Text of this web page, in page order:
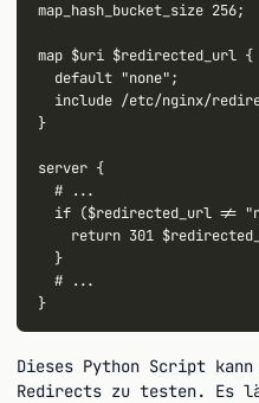
map_hash_bucket_size 256;
map $uri $redirected_url {
  default "none";
include /etc/nginx/
}
server {
  # ...
if ($redirected_url !=
return 301
  }
  # ...
}
Dieses Python Script
Redirects zu testen. Es